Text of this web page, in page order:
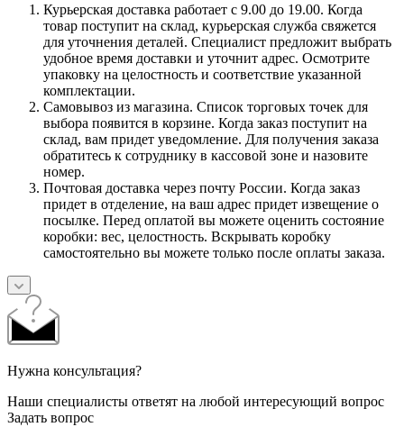
Курьерская доставка работает с 9.00 до 19.00. Когда
товар поступит на склад, курьерская служба свяжется
для уточнения деталей. Специалист предложит выбрать
удобное время доставки и уточнит адрес. Осмотрите
упаковку на целостность и соответствие указанной
комплектации.
Самовывоз из магазина. Список торговых точек для
выбора появится в корзине. Когда заказ поступит на
склад, вам придет уведомление. Для получения заказа
обратитесь к сотруднику в кассовой зоне и назовите
номер.
Почтовая доставка через почту России. Когда заказ
придет в отделение, на ваш адрес придет извещение о
посылке. Перед оплатой вы можете оценить состояние
коробки: вес, целостность. Вскрывать коробку
самостоятельно вы можете только после оплаты заказа.
Нужна консультация?
Наши специалисты ответят на любой интересующий вопрос
Задать вопрос